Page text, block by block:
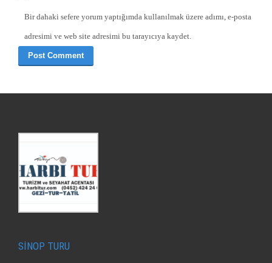
Bir dahaki sefere yorum yaptığımda kullanılmak üzere adımı, e-posta
adresimi ve web site adresimi bu tarayıcıya kaydet.
SİNOP TURU